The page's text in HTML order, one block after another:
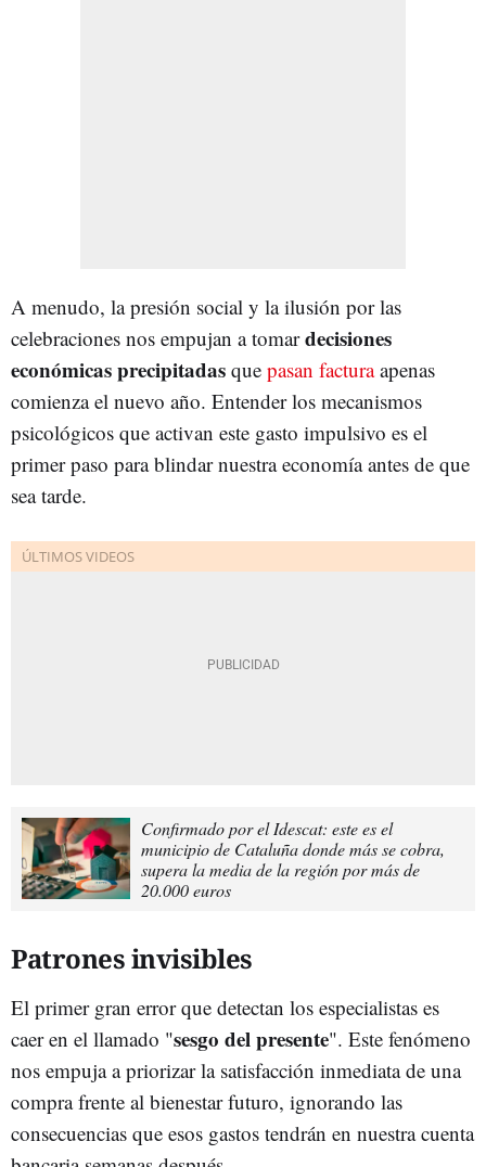
A menudo, la presión social y la ilusión por las
celebraciones nos empujan a tomardecisiones
económicas precipitadas que pasan facturaapenas
comienza el nuevo año. Entender los mecanismos
psicológicos que activan este gasto impulsivo es el
primer paso para blindar nuestra economía antes de que
sea tarde.
Confirmado por el Idescat: este es el
municipio de Cataluña donde más se cobra,
supera la media de la región por más de
20.000 euros
Patrones invisibles
El primer gran error que detectan los especialistas es
caer en el llamado "sesgo del presente". Este fenómeno
nos empuja a priorizar la satisfacción inmediata de una
compra frente al bienestar futuro, ignorando las
consecuencias que esos gastos tendrán en nuestra cuenta